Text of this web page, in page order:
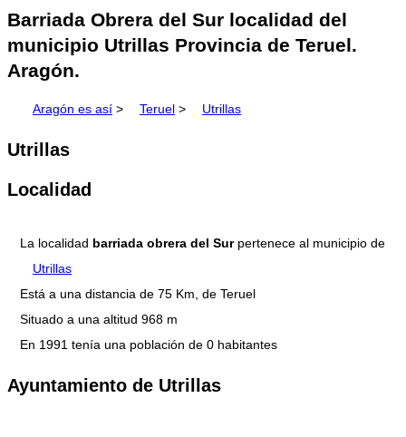
Barriada Obrera del Sur localidad del
municipio Utrillas Provincia de Teruel.
Aragón.
Aragón es así > Teruel > Utrillas
Utrillas
Localidad
La localidad barriada obrera del Surpertenece al municipio de
Utrillas
Está a una distancia de 75 Km, de Teruel
Situado a una altitud 968 m
En 1991 tenía una población de 0 habitantes
Ayuntamiento de Utrillas